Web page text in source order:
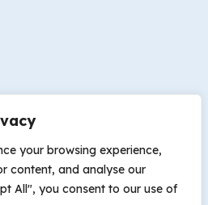
your browsing experience,
content, and analyse our
All", you consent to our use of